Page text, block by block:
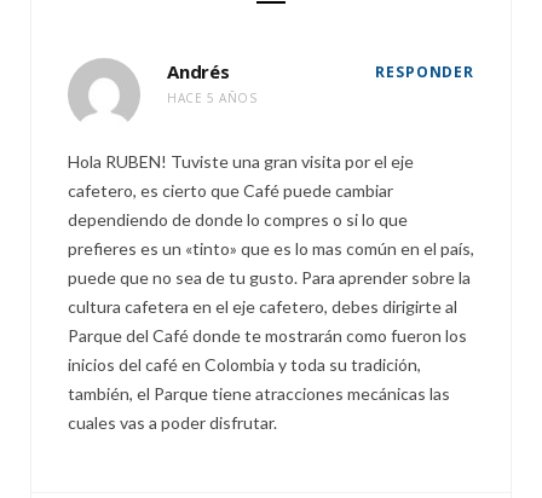
Andrés
HACE 5 AÑOS
RESPONDER
Hola RUBEN! Tuviste una gran visita por el eje
cafetero, es cierto que Café puede cambiar
dependiendo de donde lo compres o si lo que
prefieres es un «tinto» que es lo mas común en el país,
puede que no sea de tu gusto. Para aprender sobre la
cultura cafetera en el eje cafetero, debes dirigirte al
Parque del Café donde te mostrarán como fueron los
inicios del café en Colombia y toda su tradición,
también, el Parque tiene atracciones mecánicas las
cuales vas a poder disfrutar.